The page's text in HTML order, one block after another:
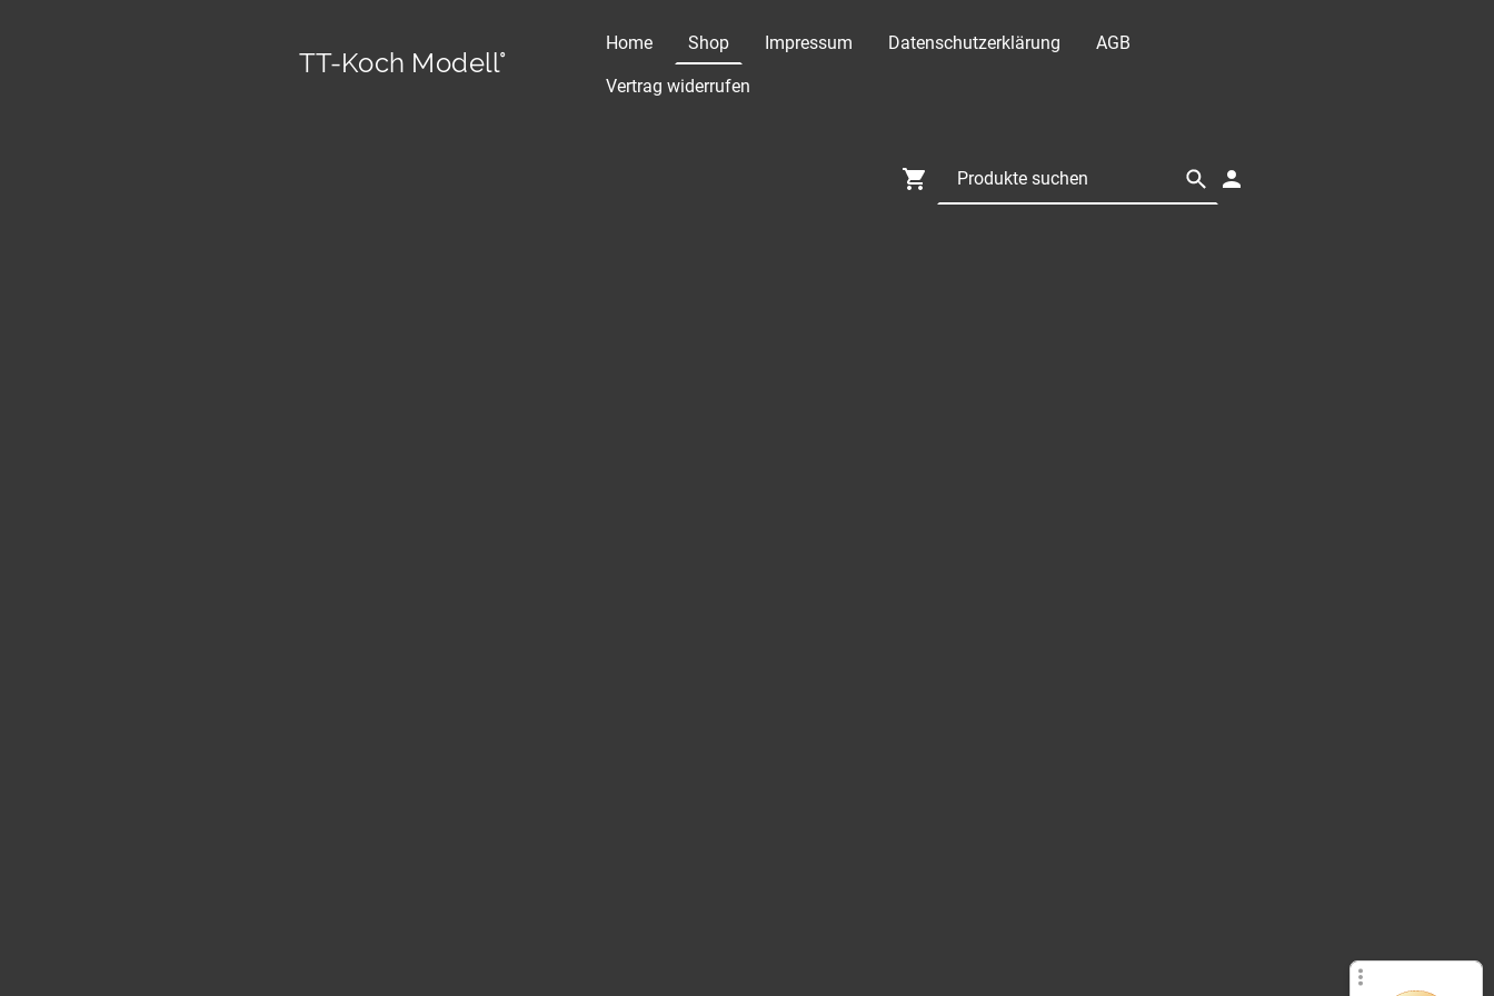
TT-Koch Modell°
Home Shop Impressum Datenschutzerklärung AGB
Vertrag widerrufen